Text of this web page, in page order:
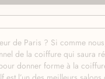
de Paris ? Si comme
de la coiffure qui saura
donner forme à la